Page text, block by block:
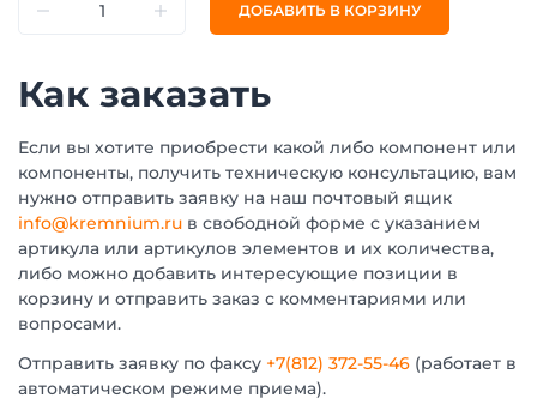
ДОБАВИТЬ В КОРЗИНУ
Как заказать
Если вы хотите приобрести какой либо компонент или
компоненты, получить техническую консультацию, вам
нужно отправить заявку на наш почтовый ящик
info@kremnium.ru в свободной форме с указанием
артикула или артикулов элементов и их количества,
либо можно добавить интересующие позиции в
корзину и отправить заказ с комментариями или
вопросами.
Отправить заявку по факсу +7(812) 372-55-46 (работает в
автоматическом режиме приема).